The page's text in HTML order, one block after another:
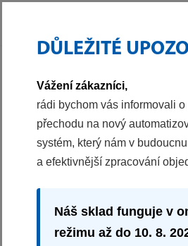
KONDENZAČNÍ SUŠIČKA
ČERPADLEM
PDCI 9 AJW
100%
Náplň prádla 9 kg
Energetická třída C
DŮLEŽITÉ
Vážení zákazníci,
rádi bychom vás informovali
přechodu na nový
systém, který nám v
a efektivnější zpracování
Náš sklad funguje v
režimu až do 10. 8.